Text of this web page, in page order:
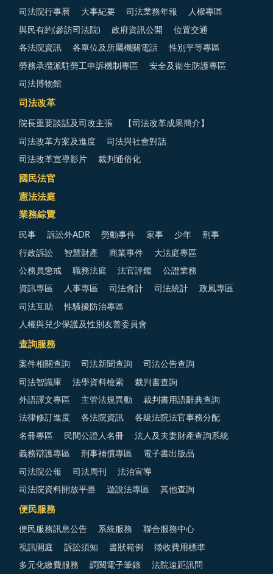
司法院行事曆 大事紀要 司法業務年報 人權專區
與民有約(參訪司法院) 政府資訊公開 位置交通
各法院資訊 各單位及所屬機關電話 性別平等專區
勞務承攬派駐勞工申訴機制專區 安全及衛生防護專區
司法博物館
司法改革
院長重要談話及司改主張 【司法改革成果簡介】
司法改革方案及進度 司法與社會對話
司法改革宣導影片 裁判通俗化
國民法官
憲法法庭
業務綜覽
民事 訴訟外ADR 勞動事件 家事 少年 刑事
行政訴訟 智慧財產 商業事件 大法庭專區
公務員懲戒 職務法庭 法官評鑑 公證業務
資訊專區 人事專區 司法會計 司法統計 政風專區
司法互助 性騷擾防治專區
人權與兒少保護及性別友善委員會
查詢服務
案件相關查詢 司法新聞查詢 司法公告查詢
司法智識庫 法學資料檢索 裁判書查詢
外語譯文專區 主管法規異動 裁判書用語辭典查詢
法律修訂進度 各法院資訊 各級法院法官事務分配
名冊專區 民間公證人名冊 法人及夫妻財產查詢系統
義務辯護專區 刑事補償專區 電子書出版品
司法院公報 司法周刊 法治宣導
司法院資料開放平臺 遊說法專區 其他查詢
便民服務
便民服務訊息公告 系統服務 聯合服務中心
視訊開庭 訴訟須知 書狀範例 徵收費用標準
多元化繳費服務 調閱電子筆錄 法院遠距訊問